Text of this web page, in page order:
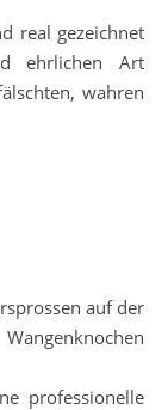
real gezeichnet
ehrlichen Art
wahren
auf der
professionelle